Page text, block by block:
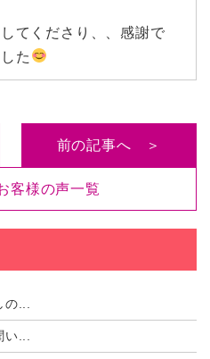
てくださり、、感謝で
た
客様の声一覧
前の記事へ ＞
...
...